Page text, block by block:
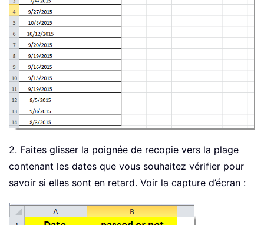
2. Faites glisser la poignée de recopie vers la plage
contenant les dates que vous souhaitez vérifier pour
savoir si elles sont en retard. Voir la capture d’écran :